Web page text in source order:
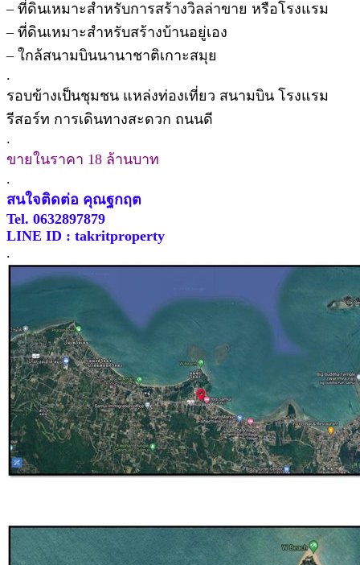
– ที่ดินเหมาะสำหรับการสร้างวิลล่าขาย หรือโรงแรม
– ที่ดินเหมาะสำหรับสร้างบ้านอยู่เอง
– ใกล้สนามบินนานาชาติเกาะสมุย
.
รอบข้างเป็นชุมชน แหล่งท่องเที่ยว สนามบิน โรงแรม
รีสอร์ท การเดินทางสะดวก ถนนดี
.
ขายในราคา 18 ล้านบาท
.
สนใจติดต่อ คุณฐกฤต
Tel. 0632897879
LINE ID : takritproperty
.